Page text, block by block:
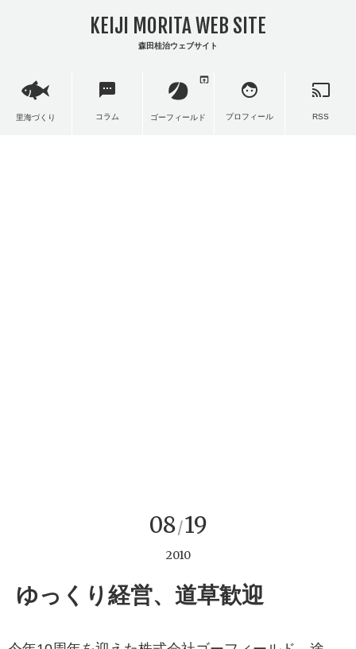
KEIJI MORITA WEB SITE
森田桂治ウェブサイト
里海づくり
sms
コラム ゴーフィールド
open_in_browser
face
プロフィール
cast
RSS
08/19
2010
ゆっくり経営、道草歓迎